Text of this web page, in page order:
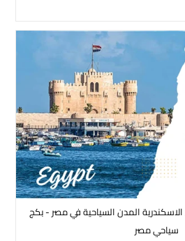
المدن السياحية في مصر - بكج
سياحي مصر